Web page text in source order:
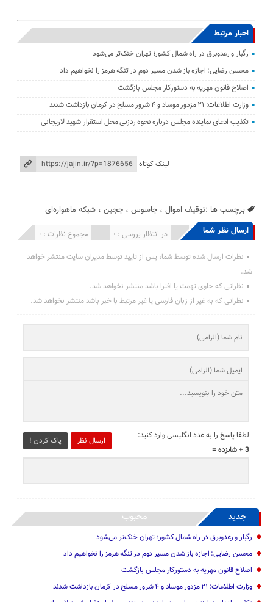
اخبار مرتبط
رگبار و رعدوبرق در راه شمال کشور؛ تهران خنک‌تر می‌شود
محسن رضایی: اجازه باز شدن مسیر دوم در تنگه هرمز را نخواهیم داد
اصلاح قانون مهریه به دستورکار مجلس بازگشت
وزارت اطلاعات: ۲۱ مزدور موساد و ۴ شرور مسلح در کرمان بازداشت شدند
تکذیب ادعای نماینده مجلس درباره نحوه ردزنی محل استقرار شهید لاریجانی
لینک کوتاه
برچسب ها :توقیف اموال ،جاسوس ،ججین ،شبکه‌ ماهواره‌ای
ارسال نظر شما مجموع نظرات : 0 در انتظار بررسی : 0 انتشار یافته : 0
نظرات ارسال شده توسط شما، پس از تایید توسط مدیران سایت منتشر خواهد
شد.
نظراتی که حاوی تهمت یا افترا باشد منتشر نخواهد شد.
نظراتی که به غیر از زبان فارسی یا غیر مرتبط با خبر باشد منتشر نخواهد شد.
ارسال نظر پاک کردن !
لطفا پاسخ را به عدد انگلیسی وارد کنید:
3 + شانزده =
جدید محبوب
رگبار و رعدوبرق در راه شمال کشور؛ تهران خنک‌تر می‌شود
محسن رضایی: اجازه باز شدن مسیر دوم در تنگه هرمز را نخواهیم داد
اصلاح قانون مهریه به دستورکار مجلس بازگشت
وزارت اطلاعات: ۲۱ مزدور موساد و ۴ شرور مسلح در کرمان بازداشت شدند